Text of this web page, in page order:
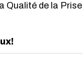
Qualité de la Prise